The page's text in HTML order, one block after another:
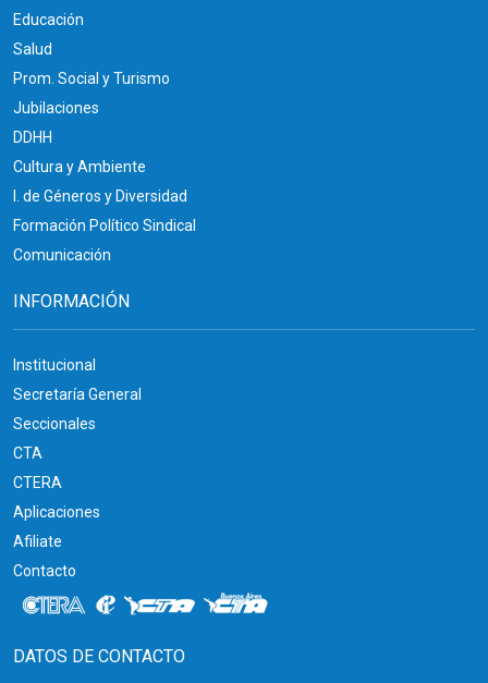
Educación
Salud
Prom. Social y Turismo
Jubilaciones
DDHH
Cultura y Ambiente
I. de Géneros y Diversidad
Formación Político Sindical
Comunicación
INFORMACIÓN
Institucional
Secretaría General
Seccionales
CTA
CTERA
Aplicaciones
Afiliate
Contacto
DATOS DE CONTACTO